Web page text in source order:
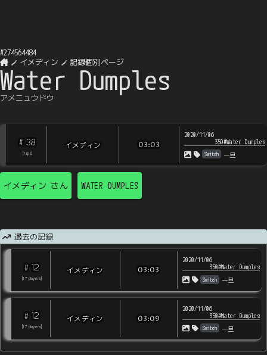
#274564484
イメディン
記録個別ページ
Water Dumples
アメニュウドウ
# 38
? rps]
イメディン 03:03
2020/11/06
350#Water Dumples
Switch 一旦
イメディン さん WATER DUMPLES
過去の記録
# 12
17 players
イメディン 03:03
2020/11/06
350#Water Dumples
Switch 一旦
# 12
17 players
イメディン 03:09
2020/11/06
350#Water Dumples
Switch 一旦